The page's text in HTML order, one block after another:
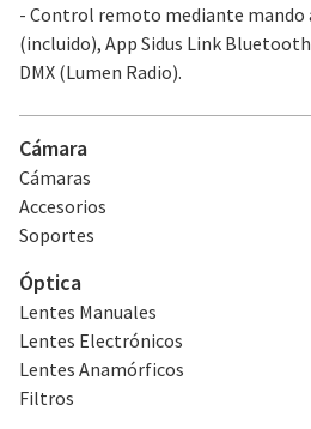
- Control remoto mediante mando
(incluido), App Sidus Link
DMX (Lumen Radio).
Cámara
Cámaras
Accesorios
Soportes
Óptica
Lentes Manuales
Lentes Electrónicos
Lentes Anamórficos
Filtros